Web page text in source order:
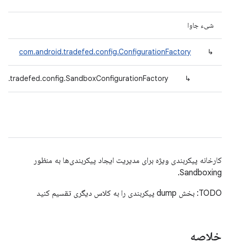
شیء جاوا
↳
com.android.tradefed.config.ConfigurationFactory
↳
کارخانه پیکربندی ویژه برای مدیریت ایجاد پیکربندی‌ها به منظور
Sandboxing.
TODO: بخش dump پیکربندی را به کلاس دیگری تقسیم کنید
خلاصه